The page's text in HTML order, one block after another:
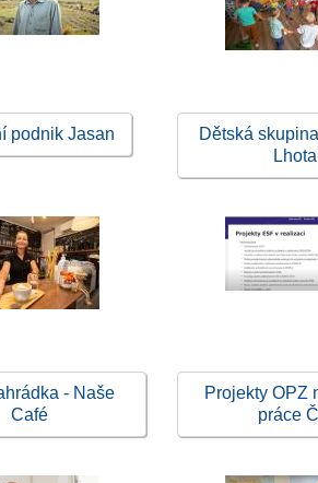
podnik Jasan
Dětská
Lhota
- Naše
Café
Projekty OPZ
práce